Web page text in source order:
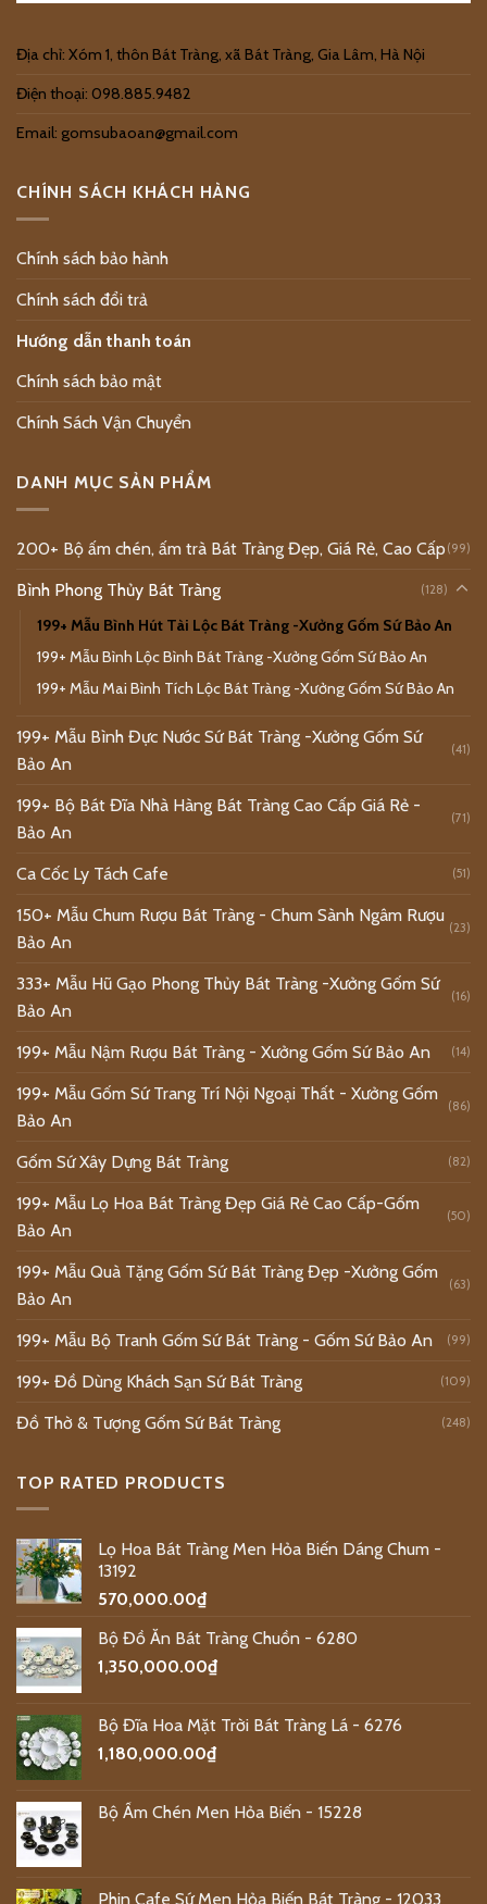
Địa chỉ: Xóm 1, thôn Bát Tràng, xã Bát Tràng, Gia Lâm, Hà Nội
Điện thoại: 098.885.9482
Email: gomsubaoan@gmail.com
CHÍNH SÁCH KHÁCH HÀNG
Chính sách bảo hành
Chính sách đổi trả
Hướng dẫn thanh toán
Chính sách bảo mật
Chính Sách Vận Chuyển
DANH MỤC SẢN PHẨM
200+ Bộ ấm chén, ấm trà Bát Tràng Đẹp, Giá Rẻ, Cao Cấp (99)
Bình Phong Thủy Bát Tràng (128)
199+ Mẫu Bình Hút Tài Lộc Bát Tràng -Xưởng Gốm Sứ Bảo An
199+ Mẫu Bình Lộc Bình Bát Tràng -Xưởng Gốm Sứ Bảo An
199+ Mẫu Mai Bình Tích Lộc Bát Tràng -Xưởng Gốm Sứ Bảo An
199+ Mẫu Bình Đực Nước Sứ Bát Tràng -Xưởng Gốm Sứ
Bảo An
(41)
199+ Bộ Bát Đĩa Nhà Hàng Bát Tràng Cao Cấp Giá Rẻ -
Bảo An
(71)
Ca Cốc Ly Tách Cafe (51)
150+ Mẫu Chum Rượu Bát Tràng - Chum Sành Ngâm Rượu
Bảo An
(23)
333+ Mẫu Hũ Gạo Phong Thủy Bát Tràng -Xưởng Gốm Sứ
Bảo An
(16)
199+ Mẫu Nậm Rượu Bát Tràng - Xưởng Gốm Sứ Bảo An (14)
199+ Mẫu Gốm Sứ Trang Trí Nội Ngoại Thất - Xưởng Gốm
Bảo An
(86)
Gốm Sứ Xây Dựng Bát Tràng (82)
199+ Mẫu Lọ Hoa Bát Tràng Đẹp Giá Rẻ Cao Cấp-Gốm
Bảo An
(50)
199+ Mẫu Quà Tặng Gốm Sứ Bát Tràng Đẹp -Xưởng Gốm
Bảo An
(63)
199+ Mẫu Bộ Tranh Gốm Sứ Bát Tràng - Gốm Sứ Bảo An (99)
199+ Đồ Dùng Khách Sạn Sứ Bát Tràng (109)
Đồ Thờ & Tượng Gốm Sứ Bát Tràng (248)
TOP RATED PRODUCTS
Lọ Hoa Bát Tràng Men Hỏa Biến Dáng Chum -
13192
570,000.00₫
Bộ Đồ Ăn Bát Tràng Chuồn - 6280
1,350,000.00₫
Bộ Đĩa Hoa Mặt Trời Bát Tràng Lá - 6276
1,180,000.00₫
Bộ Ấm Chén Men Hỏa Biến - 15228
Phin Cafe Sứ Men Hỏa Biến Bát Tràng - 12033